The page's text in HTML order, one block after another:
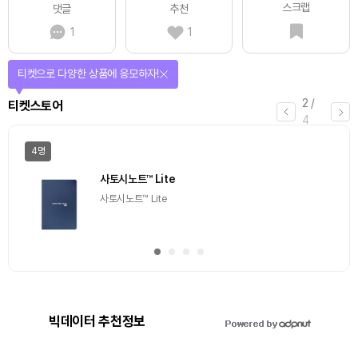
댓글
1
추천
1
스크랩
2 /
4
티켓스토어
티켓으로 다양한 상품에 응모하자!
4명
사토시노트™ Lite
사토시노트™ Lite
빅데이터 추천정보